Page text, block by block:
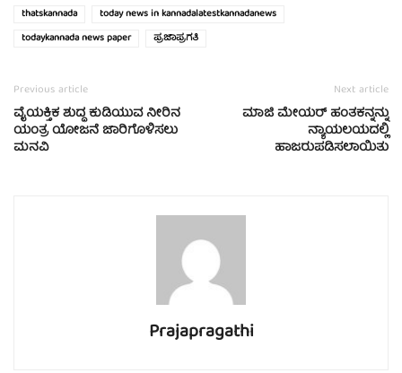
thatskannada
today news in kannadalatestkannadanews
todaykannada news paper
ಪ್ರಜಾಪ್ರಗತಿ
Previous article
ವೈಯಕ್ತಿಕ ಶುದ್ಧ ಕುಡಿಯುವ ನೀರಿನ
ಯಂತ್ರ ಯೋಜನೆ ಜಾರಿಗೊಳಿಸಲು
ಮನವಿ
Next article
ಮಾಜಿ ಮೇಯರ್ ಹಂತಕನ್ನನ್ನು
ನ್ಯಾಯಲಯದಲ್ಲಿ
ಹಾಜರುಪಡಿಸಲಾಯಿತು
Prajapragathi